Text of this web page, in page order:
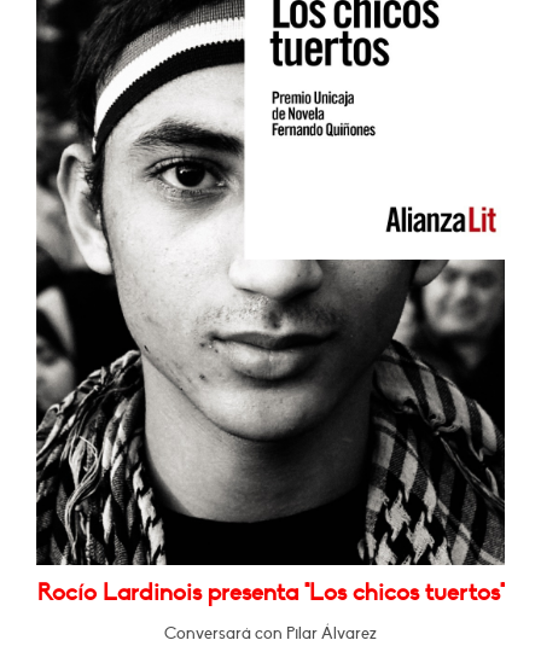
Rocío Lardinois presenta "Los chicos tuertos"
Conversará con Pilar Álvarez